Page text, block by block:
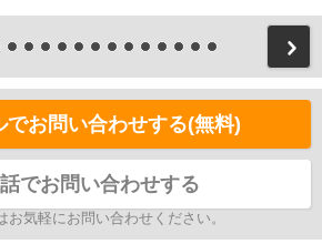
でお問い合わせする(無料)
でお問い合わせする
お気軽にお問い合わせください。